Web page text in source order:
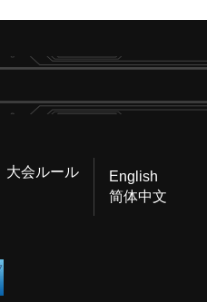
大会ルール
English
简体中文